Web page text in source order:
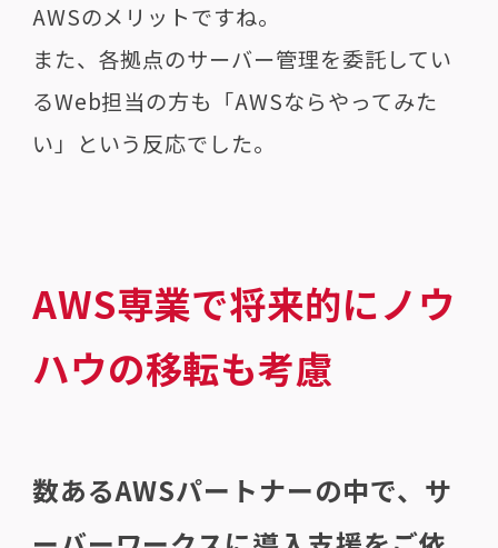
AWSのメリットですね。
また、各拠点のサーバー管理を委託してい
るWeb担当の方も「AWSならやってみた
い」という反応でした。
AWS専業で将来的にノウ
ハウの移転も考慮
数あるAWSパートナーの中で、サ